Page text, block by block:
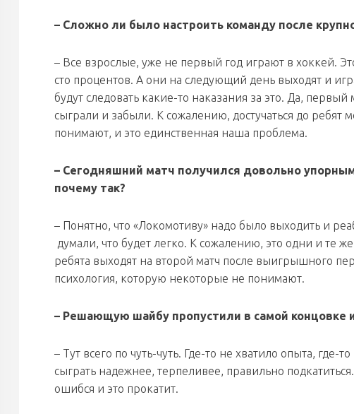
– Сложно ли было настроить команду после
– Все взрослые, уже не первый год играют в хоккей.
сто процентов. А они на следующий день выходят и
будут следовать какие-то наказания за это. Да,
сыграли и забыли. К сожалению, достучаться до
понимают, и это единственная наша проблема.
– Сегодняшний матч получился довольно
почему так?
– Понятно, что «Локомотиву» надо было выходить и
думали, что будет легко. К сожалению, это одни и те
ребята выходят на второй матч после выигрышного
психология, которую некоторые не понимают.
– Решающую шайбу пропустили в самой концовке
– Тут всего по чуть-чуть. Где-то не хватило опыта,
сыграть надежнее, терпеливее, правильно
ошибся и это прокатит.